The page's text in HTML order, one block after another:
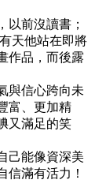
以前沒讀書；
天他站在即將
作品，而後露
與信心跨向未
富、更加精
又滿足的笑
己能像資深美
信滿有活力！